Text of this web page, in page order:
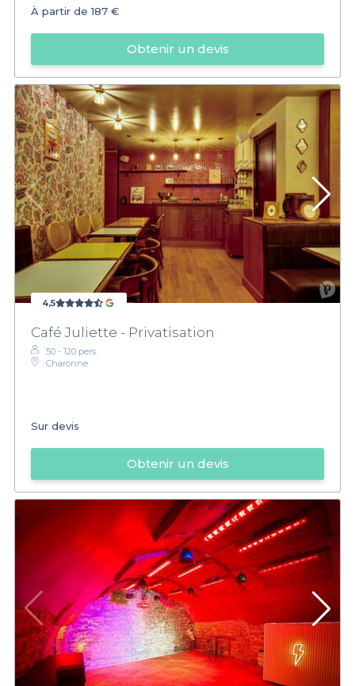
À partir de187 €
Obtenir un devis
4,5
Café Juliette - Privatisation
50 - 120 pers.
Charonne
Sur devis
Obtenir un devis